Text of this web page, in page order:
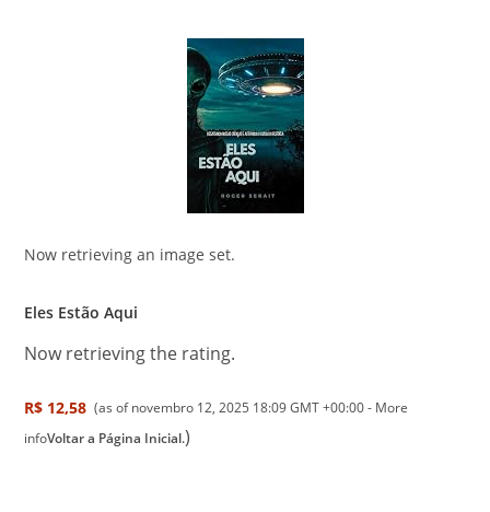
Now retrieving an image set.
Eles Estão Aqui
Now retrieving the rating.
R$ 12,58 (as of novembro 12, 2025 18:09 GMT +00:00 - More
infoVoltar a Página Inicial.)